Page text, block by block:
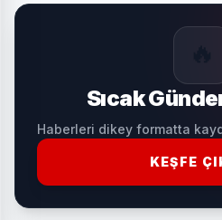
Sıcak
Haberleri dikey formatta
KEŞFE